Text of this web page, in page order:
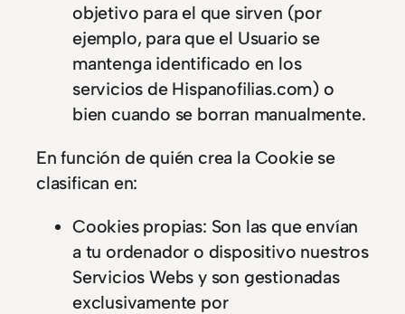
objetivo para el que sirven (por
ejemplo, para que el Usuario se
mantenga identificado en los
servicios de Hispanofilias.com) o
bien cuando se borran manualmente.
En función de quién crea la Cookie se
clasifican en:
Cookies propias: Son las que envían
a tu ordenador o dispositivo nuestros
Servicios Webs y son gestionadas
exclusivamente por